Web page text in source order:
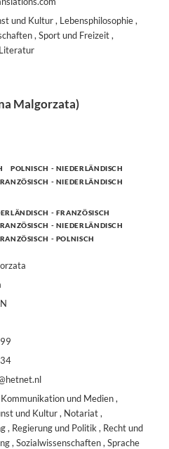
und Kultur , Lebensphilosophie ,
, Sport und Freizeit ,
Malgorzata)
POLNISCH - NIEDERLÄNDISCH
- NIEDERLÄNDISCH
- FRANZÖSISCH
- NIEDERLÄNDISCH
- POLNISCH
und Medien ,
und Kultur , Notariat ,
, Regierung und Politik , Recht und
, Sozialwissenschaften , Sprache